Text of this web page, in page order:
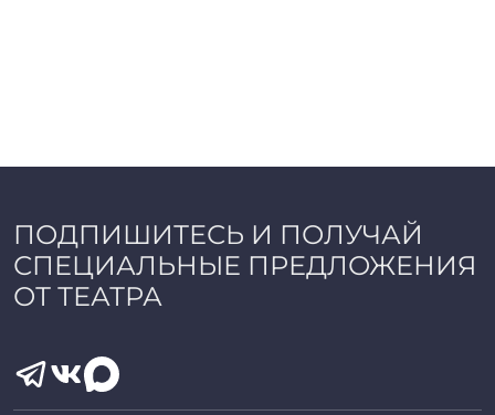
ПОДПИШИТЕСЬ И ПОЛУЧАЙ
СПЕЦИАЛЬНЫЕ ПРЕДЛОЖЕНИЯ
ОТ ТЕАТРА